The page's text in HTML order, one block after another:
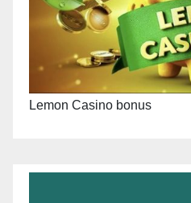
Lemon Casino bonus